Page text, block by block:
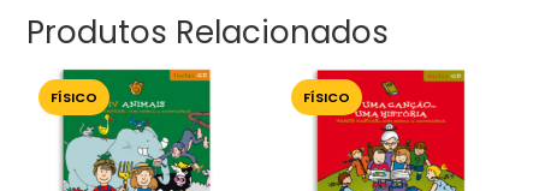
Produtos Relacionados
FÍSICO FÍSICO